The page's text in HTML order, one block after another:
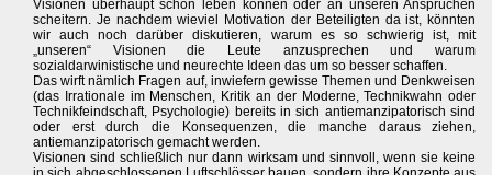
Visionen überhaupt schon leben können oder an unseren Ansprüchen
scheitern. Je nachdem wieviel Motivation der Beteiligten da ist, könnten
wir auch noch darüber diskutieren, warum es so schwierig ist, mit
„unseren“ Visionen die Leute anzusprechen und warum
sozialdarwinistische und neurechte Ideen das um so besser schaffen.
Das wirft nämlich Fragen auf, inwiefern gewisse Themen und Denkweisen
(das Irrationale im Menschen, Kritik an der Moderne, Technikwahn oder
Technikfeindschaft, Psychologie) bereits in sich antiemanzipatorisch sind
oder erst durch die Konsequenzen, die manche daraus ziehen,
antiemanzipatorisch gemacht werden.
Visionen sind schließlich nur dann wirksam und sinnvoll, wenn sie keine